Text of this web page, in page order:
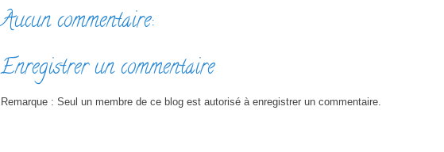
Aucun commentaire:
Enregistrer un commentaire
Remarque : Seul un membre de ce blog est autorisé à enregistrer un commentaire.